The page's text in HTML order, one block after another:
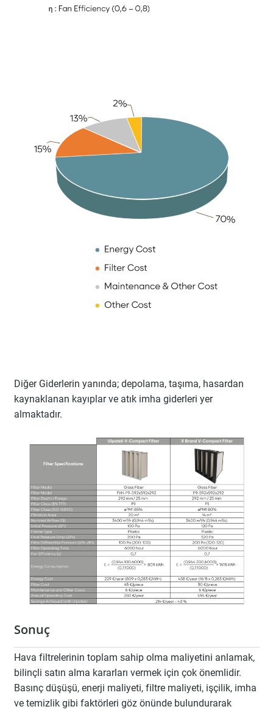
Diğer Giderlerin yanında; depolama, taşıma, hasardan
kaynaklanan kayıplar ve atık imha giderleri yer
almaktadır.
Sonuç
Hava filtrelerinin toplam sahip olma maliyetini anlamak,
bilinçli satın alma kararları vermek için çok önemlidir.
Basınç düşüşü, enerji maliyeti, filtre maliyeti, işçilik, imha
ve temizlik gibi faktörleri göz önünde bulundurarak